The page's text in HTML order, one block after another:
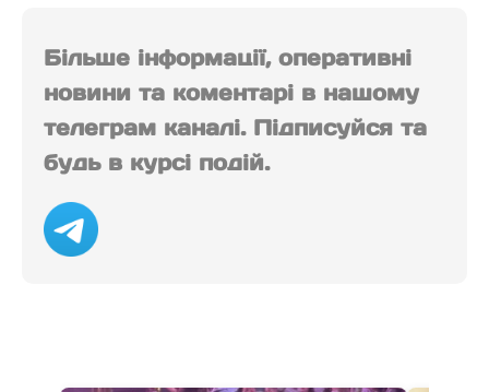
Більше інформації, оперативні
новини та коментарі в нашому
телеграм каналі. Підписуйся та
будь в курсі подій.